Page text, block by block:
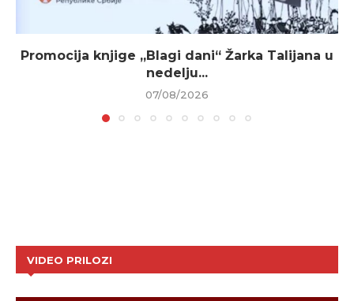
Promocija knjige „Blagi dani“ Žarka Talijana u
nedelju...
07/08/2026
VIDEO PRILOZI